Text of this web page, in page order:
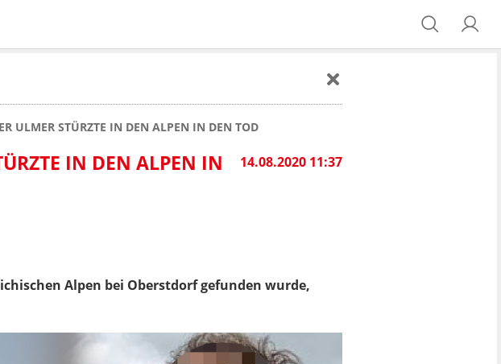
ULMER STÜRZTE IN DEN ALPEN IN DEN TOD
14.08.2020 11:37
IN DEN ALPEN IN
Alpen bei Oberstdorf gefunden wurde,